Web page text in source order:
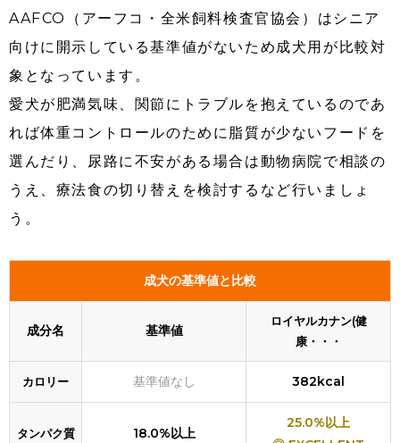
AAFCO（アーフコ・全米飼料検査官協会）はシニア
向けに開示している基準値がないため成犬用が比較対
象となっています。
愛犬が肥満気味、関節にトラブルを抱えているのであ
れば体重コントロールのために脂質が少ないフードを
選んだり、尿路に不安がある場合は動物病院で相談の
うえ、療法食の切り替えを検討するなど行いましょ
う。
成犬の基準値と比較
成分名 基準値
ロイヤルカナン(健
康・・・
カロリー 基準値なし 382kcal
タンパク質 18.0%以上
25.0%以上